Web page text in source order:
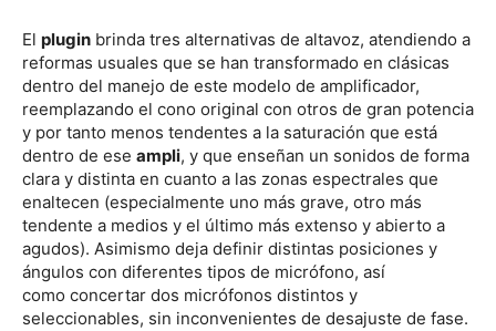
El plugin brinda tres alternativas de altavoz, atendiendo a
reformas usuales que se han transformado en clásicas
dentro del manejo de este modelo de amplificador,
reemplazando el cono original con otros de gran potencia
y por tanto menos tendentes a la saturación que está
dentro de ese ampli, y que enseñan un sonidos de forma
clara y distinta en cuanto a las zonas espectrales que
enaltecen (especialmente uno más grave, otro más
tendente a medios y el último más extenso y abierto a
agudos). Asimismo deja definir distintas posiciones y
ángulos con diferentes tipos de micrófono, así
como concertar dos micrófonos distintos y
seleccionables, sin inconvenientes de desajuste de fase.